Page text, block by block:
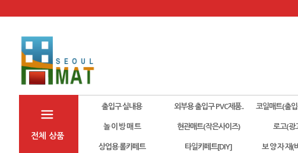
전체 상품
출입구 실내용 외부용 출입구 PVC제품.. 코일매트(출
놀 이 방 매 트
현관매트(작은사이즈) 로고(광
상업용 롤카페트
타일카페트[DIY] 보 양 자 재(